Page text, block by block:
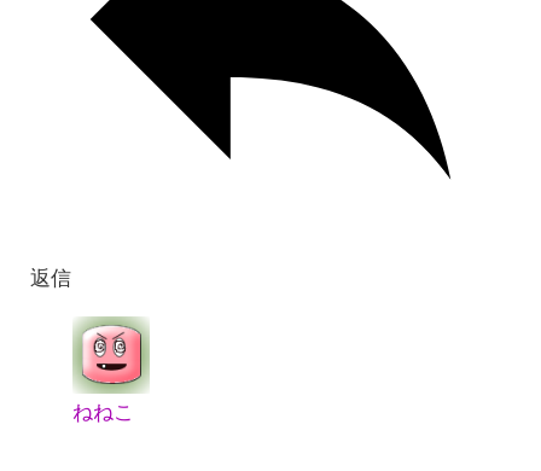
返信
ねねこ